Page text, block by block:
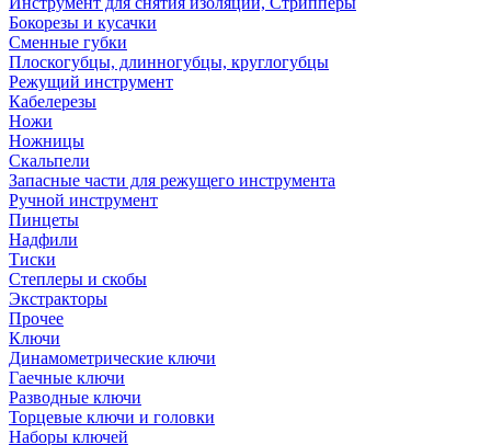
Бокорезы и кусачки
Сменные губки
Плоскогубцы, длинногубцы, круглогубцы
Режущий инструмент
Кабелерезы
Ножи
Ножницы
Скальпели
Запасные части для режущего инструмента
Ручной инструмент
Пинцеты
Надфили
Тиски
Степлеры и скобы
Экстракторы
Прочее
Ключи
Динамометрические ключи
Гаечные ключи
Разводные ключи
Торцевые ключи и головки
Наборы ключей